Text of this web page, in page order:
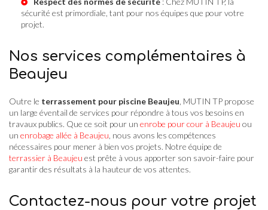
sécurité est primordiale, tant pour nos équipes que pour votre
projet.
Nos services complémentaires à
Beaujeu
Outre le terrassement pour piscine Beaujeu , MUTIN TP propose
un large éventail de services pour répondre à tous vos besoins en
travaux publics. Que ce soit pour un enrobe pour cour à Beaujeu ou
un enrobage allée à Beaujeu , nous avons les compétences
nécessaires pour mener à bien vos projets. Notre équipe de
terrassier à Beaujeu est prête à vous apporter son savoir-faire pour
garantir des résultats à la hauteur de vos attentes.
Contactez-nous pour votre projet